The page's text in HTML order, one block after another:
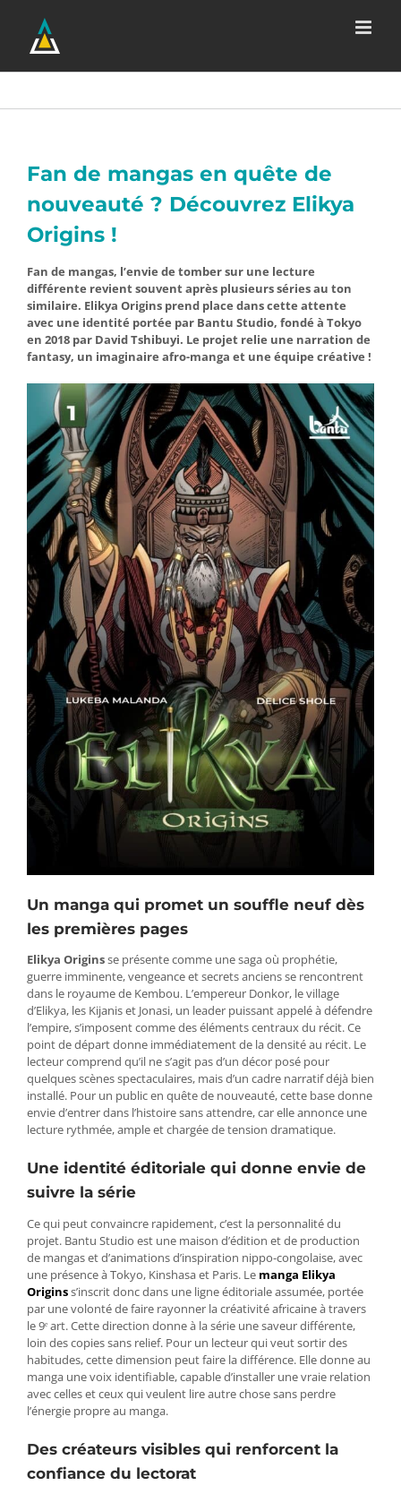
contenu
Fan de mangas en quête de
nouveauté ? Découvrez Elikya
Origins !
Fan de mangas, l’envie de tomber sur une lecture
différente revient souvent après plusieurs séries au ton
similaire. Elikya Origins prend place dans cette attente
avec une identité portée par Bantu Studio, fondé à Tokyo
en 2018 par David Tshibuyi. Le projet relie une narration de
fantasy, un imaginaire afro-manga et une équipe créative !
Un manga qui promet un souffle neuf dès
les premières pages
Elikya Originsse présente comme une saga où prophétie,
guerre imminente, vengeance et secrets anciens se rencontrent
dans le royaume de Kembou. L’empereur Donkor, le village
d’Elikya, les Kijanis et Jonasi, un leader puissant appelé à défendre
l’empire, s’imposent comme des éléments centraux du récit. Ce
point de départ donne immédiatement de la densité au récit. Le
lecteur comprend qu’il ne s’agit pas d’un décor posé pour
quelques scènes spectaculaires, mais d’un cadre narratif déjà bien
installé. Pour un public en quête de nouveauté, cette base donne
envie d’entrer dans l’histoire sans attendre, car elle annonce une
lecture rythmée, ample et chargée de tension dramatique.
Une identité éditoriale qui donne envie de
suivre la série
Ce qui peut convaincre rapidement, c’est la personnalité du
projet. Bantu Studio est une maison d’édition et de production
de mangas et d’animations d’inspiration nippo-congolaise, avec
une présence à Tokyo, Kinshasa et Paris. Le manga Elikya
Originss’inscrit donc dans une ligne éditoriale assumée, portée
par une volonté de faire rayonner la créativité africaine à travers
le 9ᵉ art. Cette direction donne à la série une saveur différente,
loin des copies sans relief. Pour un lecteur qui veut sortir des
habitudes, cette dimension peut faire la différence. Elle donne au
manga une voix identifiable, capable d’installer une vraie relation
avec celles et ceux qui veulent lire autre chose sans perdre
l’énergie propre au manga.
Des créateurs visibles qui renforcent la
confiance du lectorat